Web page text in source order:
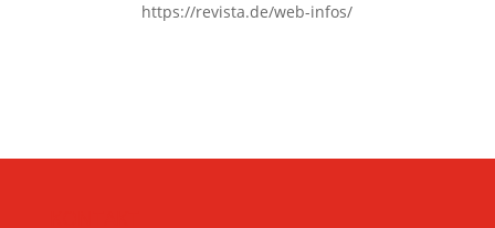
https://revista.de/web-infos/